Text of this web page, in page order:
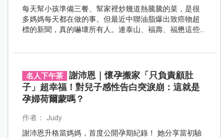
每天幫小孩準備三餐、幫家裡炒幾道熱騰騰的菜，是很
多媽媽每天都在做的事。但最近中聯油脂爆出致癌物超
標的新聞，真的嚇壞所有人。連泰山、福壽、福懋這些
名人下午茶
謝沛恩｜懷孕搬家「只負責顧肚
子」超幸福！對兒子感性告白突淚崩：這就是
孕婦荷爾蒙嗎？
作者： Judy
謝沛恩升格當媽媽，首度公開孕期紀錄！ 她分享當初驗